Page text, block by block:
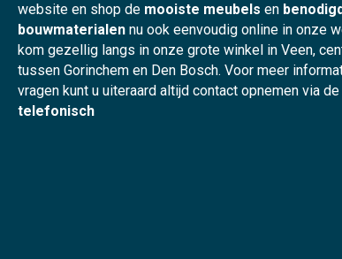
website en shop de mooiste meubels en
bouwmaterialen nu ook eenvoudig online in onze
kom gezellig langs in onze grote winkel in Veen,
tussen Gorinchem en Den Bosch. Voor meer
vragen kunt u uiteraard altijd contact opnemen via de
telefonisch